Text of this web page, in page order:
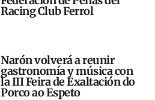
Racing Club Ferrol
Narón volverá a reunir
gastronomía y música con
la III Feira de Exaltación do
Porco ao Espeto